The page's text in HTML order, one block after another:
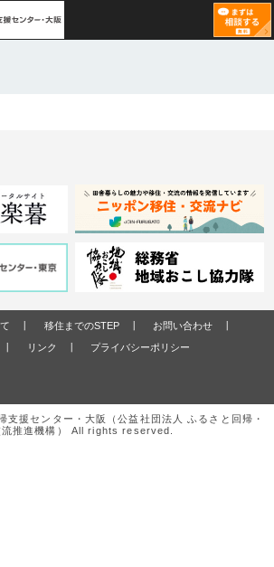
移住までのSTEP
お問い合わせ
リンク プライバシーポリシー
援センター・大阪（公益社団法人 ふるさと回帰・
流推進機構） All rights reserved.